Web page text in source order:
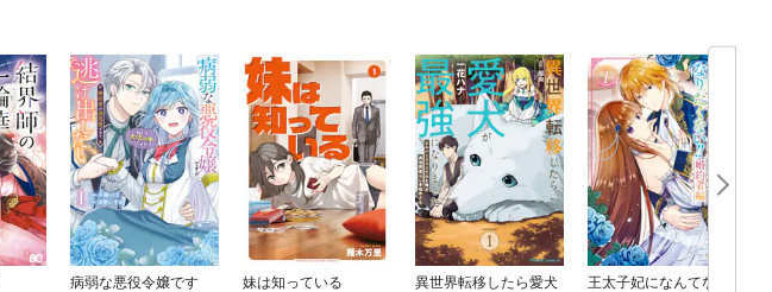
病弱な悪役令嬢です
妹は知っている
異世界転移したら愛犬
王太子妃になんてなり